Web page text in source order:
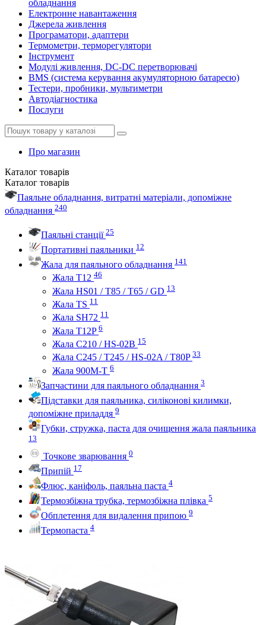
обладнання
Електронне навантаження
Джерела живлення
Програматори, адаптери
Термометри, терморегулятори
Інструмент
Модулі живлення, DC-DC перетворювачі
BMS (система керування акумуляторною батареєю)
Тестери, пробники, мультиметри
Автодіагностика
Послуги
Про магазин
Каталог товарів
Каталог товарів
Паяльне обладнання, витратні матеріали, допоміжне
обладнання 240
Паяльні станції 25
Портативні паяльники 12
Жала для паяльного обладнання 141
Жала Т12 46
Жала HS01 / T85 / T65 / GD 13
Жала TS 11
Жала SH72 11
Жала T12P 6
Жала C210 / HS-02B 15
Жала C245 / T245 / HS-02A / T80P 33
Жала 900M-T 6
Запчастини для паяльного обладнання 3
Підставки для паяльника, силіконові килимки,
допоміжне приладдя 9
Губки, стружка, паста для очищення жала паяльника
13
Точкове зварювання 0
Припій 17
Флюс, каніфоль, паяльна паста 4
Термозбіжна трубка, термозбіжна плівка 5
Обплетення для видалення припою 9
Термопаста 4